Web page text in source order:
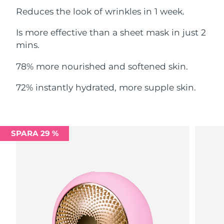
Reduces the look of wrinkles in 1 week.
Is more effective than a sheet mask in just 2
mins.
78% more nourished and softened skin.
72% instantly hydrated, more supple skin.
SPARA 29 %
Filippinerna Förväntad leverans
Polen Förväntad leverans8/12/26
Réunion
Förväntad leverans
Saudiarabien Förväntad leverans
Singapore Förväntad leverans